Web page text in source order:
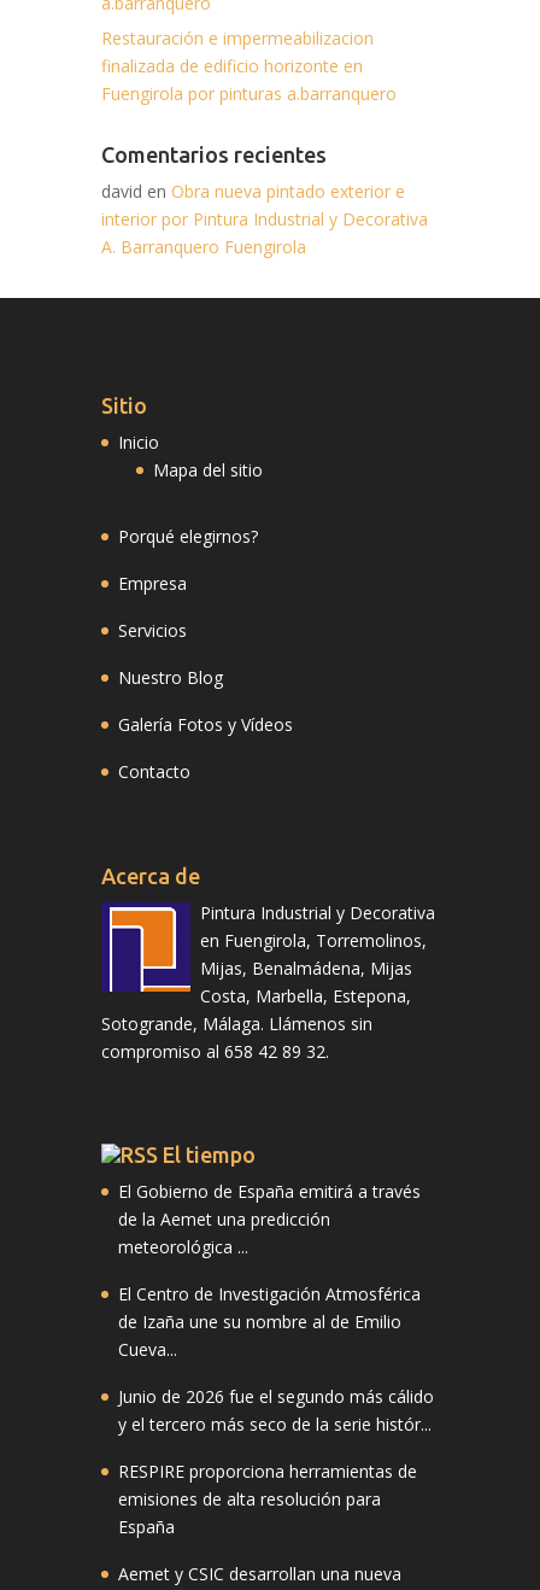
Restauración e impermeabilizacion
finalizada de edificio horizonte en
Fuengirola por pinturas a.barranquero
Comentarios recientes
david en Obra nueva pintado exterior e
interior por Pintura Industrial y Decorativa
A. Barranquero Fuengirola
Sitio
Inicio
Mapa del sitio
Porqué elegirnos?
Empresa
Servicios
Nuestro Blog
Galería Fotos y Vídeos
Contacto
Acerca de
Pintura Industrial y Decorativa
en Fuengirola, Torremolinos,
Mijas, Benalmádena, Mijas
Costa, Marbella, Estepona,
Sotogrande, Málaga. Llámenos sin
compromiso al 658 42 89 32.
El tiempo
El Gobierno de España emitirá a través
de la Aemet una predicción
meteorológica ...
El Centro de Investigación Atmosférica
de Izaña une su nombre al de Emilio
Cueva...
Junio de 2026 fue el segundo más cálido
y el tercero más seco de la serie histór...
RESPIRE proporciona herramientas de
emisiones de alta resolución para
España
Aemet y CSIC desarrollan una nueva